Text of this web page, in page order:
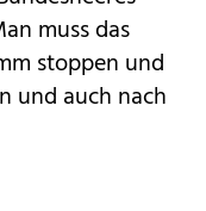
muss das
stoppen und
und auch nach